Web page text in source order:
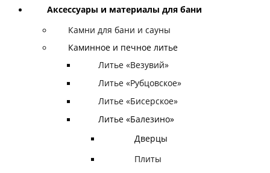
Аксессуары и материалы для бани
Камни для бани и сауны
Каминное и печное литье
Литье «Везувий»
Литье «Рубцовское»
Литье «Бисерское»
Литье «Балезино»
Дверцы
Плиты